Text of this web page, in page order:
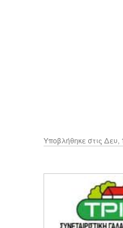
Υποβλήθηκε στις Δευ,